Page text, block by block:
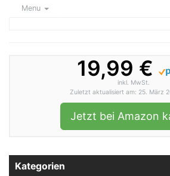
Menu
19,99 €
inkl. MwSt.
Zuletzt aktualisiert am: 25. März
Jetzt bei Amazon
Kategorien